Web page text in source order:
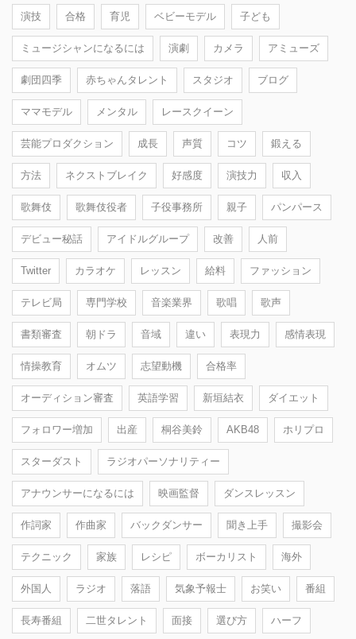
演技 合格 育児 ベビーモデル 子ども
ミュージシャンになるには 演劇 カメラ アミューズ
劇団四季 赤ちゃんタレント スタジオ ブログ
ママモデル メンタル レースクイーン
芸能プロダクション 成長 声質 コツ 鍛える
方法 ネクストブレイク 好感度 演技力 収入
歌舞伎 歌舞伎役者 子役事務所 親子 パンパース
デビュー秘話 アイドルグループ 改善 人前
Twitter カラオケ レッスン 給料 ファッション
テレビ局 専門学校 音楽業界 歌唱 歌声
書類審査 朝ドラ 音域 違い 表現力 感情表現
情操教育 オムツ 志望動機 合格率
オーディション審査 英語学習 新垣結衣 ダイエット
フォロワー増加 出産 桐谷美鈴 AKB48 ホリプロ
スターダスト ラジオパーソナリティー
アナウンサーになるには 映画監督 ダンスレッスン
作詞家 作曲家 バックダンサー 聞き上手 撮影会
テクニック 家族 レシピ ボーカリスト 海外
外国人 ラジオ 落語 気象予報士 お笑い 番組
長寿番組 二世タレント 面接 選び方 ハーフ